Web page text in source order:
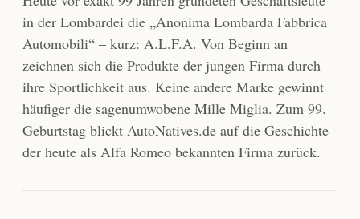
in der Lombardei die „Anonima Lombarda Fabbrica
Automobili“ – kurz: A.L.F.A. Von Beginn an
zeichnen sich die Produkte der jungen Firma durch
ihre Sportlichkeit aus. Keine andere Marke gewinnt
häufiger die sagenumwobene Mille Miglia. Zum 99.
Geburtstag blickt AutoNatives.de auf die Geschichte
der heute als Alfa Romeo bekannten Firma zurück.